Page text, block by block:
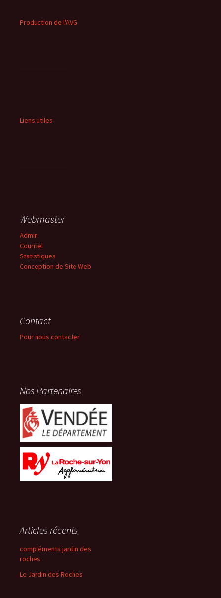
Production de l'AVG
Liens utiles
Webmaster
Admin
Courriel
Statistiques
Conception de Site Web
Contact
Pour nous contacter
Nos Partenaires
Articles récents
compléments jardin des
roches
Le Jardin des Roches